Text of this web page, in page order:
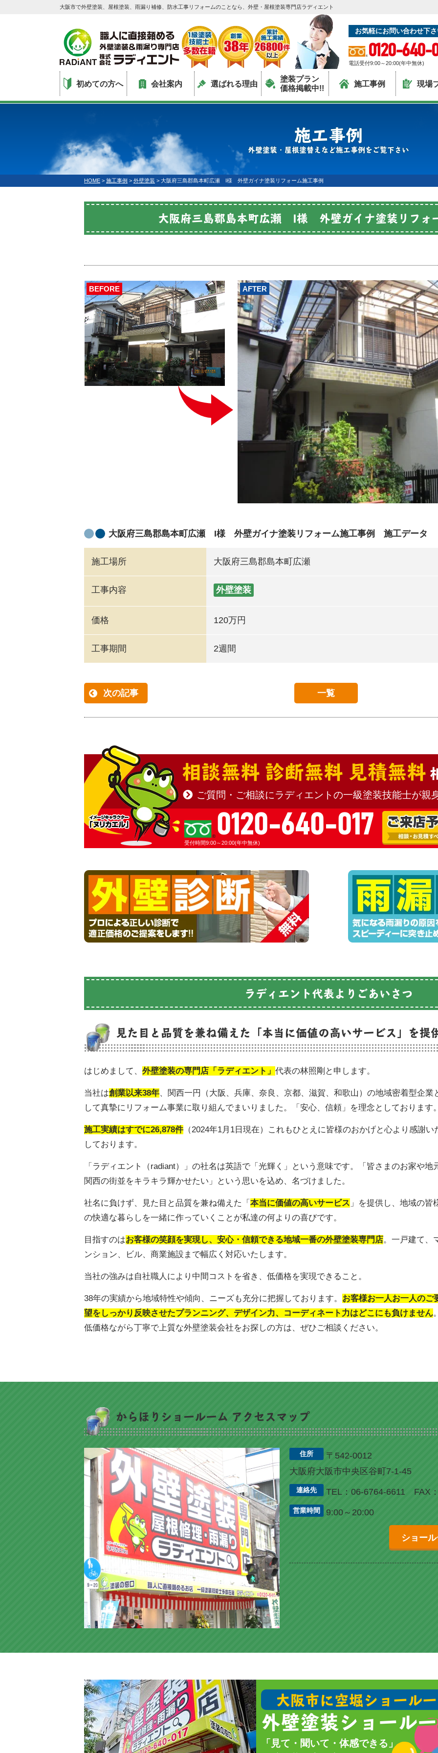
大阪市で外壁塗装、屋根塗装、雨漏り補修、防水工事リフォームのことなら、外壁・屋根塗装専門店ラディエント
お気軽にお問い合わせ下
0120-640-
電話受付9:00～20:00(年中無休)
初めての方へ 会社案内 選ばれる理由
塗装プラン
価格掲載中!!
施工事例 現場
施工事例
外壁塗装・屋根塗替えなど施工事例をご覧下さい
HOME > 施工事例 > 外壁塗装 > 大阪府三島郡島本町広瀬 I様 外壁ガイナ塗装リフォーム施工事例
大阪府三島郡島本町広瀬 I様 外壁ガイナ塗装リフォ
AFTER
BEFORE
大阪府三島郡島本町広瀬 I様 外壁ガイナ塗装リフォーム施工事例 施工データ
施工場所 大阪府三島郡島本町広瀬
工事内容 外壁塗装
価格 120万円
工事期間 2週間
次の記事 一覧
相談無料 診断無料 見積無料
ご質問・ご相談にラディエントの一級塗装技能士が親
0120-640-017
受付時間9:00～20:00(年中無休)
ラディエント代表よりごあいさつ
見た目と品質を兼ね備えた 「本当に価値の高いサービス」を提
はじめまして、 外壁塗装の専門店「ラディエント」 代表の林照剛と申します。
当社は創業以来38年、関西一円（大阪、兵庫、奈良、京都、滋賀、和歌山）の地域密着型企業
して真摯にリフォーム事業に取り組んでまいりました。「安心、信頼」を理念としております
施工実績はすでに26,878件 （2024年1月1日現在）これもひとえに皆様のおかげと心より感謝い
しております。
「ラディエント（radiant）」の社名は英語で「光輝く」という意味です。「皆さまのお家や地
関西の街並をキラキラ輝かせたい」という思いを込め、名づけました。
社名に負けず、見た目と品質を兼ね備えた「 本当に価値の高いサービス 」を提供し、地域の皆
の快適な暮らしを一緒に作っていくことが私達の何よりの喜びです。
目指すのはお客様の笑顔を実現し、安心・信頼できる地域一番の外壁塗装専門店。一戸建て、
ンション、ビル、商業施設まで幅広く対応いたします。
当社の強みは自社職人により中間コストを省き、低価格を実現できること。
38年の実績から地域特性や傾向、ニーズも充分に把握しております。 お客様お一人お一人のご
望をしっかり反映させたプランニング、デザイン力、コーディネート力はどこにも負けません
低価格ながら丁寧で上質な外壁塗装会社をお探しの方は、ぜひご相談ください。
からほりショールーム アクセスマップ
住所
〒542-0012
大阪府大阪市中央区谷町7-1-45
連絡先 TEL：06-6764-6611 FAX
営業時間 9:00～20:00
ショー
大阪市に空堀ショール
外壁塗装ショール
「見て・聞いて・体感できる」